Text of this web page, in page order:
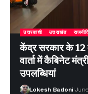
उत्तरकाशी उत्तराखंड
केंद्र सरकार के 12
वार्ता में कैबिनेट
उपलब्धियां
Lokesh Badoni